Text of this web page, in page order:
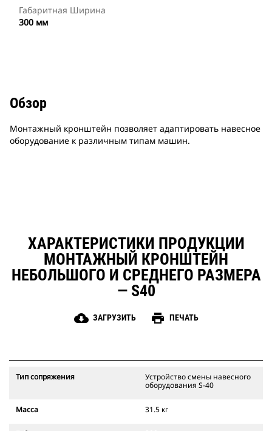
Габаритная Ширина
300 мм
Обзор
Монтажный кронштейн позволяет адаптировать навесное
оборудование к различным типам машин.
ХАРАКТЕРИСТИКИ ПРОДУКЦИИ
МОНТАЖНЫЙ КРОНШТЕЙН
НЕБОЛЬШОГО И СРЕДНЕГО РАЗМЕРА
— S40
cloud_download ЗАГРУЗИТЬ print ПЕЧАТЬ
Тип сопряжения
Устройство смены навесного
оборудования S-40
Масса 31.5 кг